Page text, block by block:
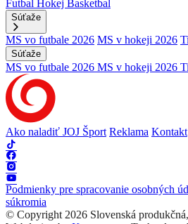
Futbal Hokej Basketbal
Súťaže
MS vo futbale 2026 MS v hokeji 2026
Súťaže
MS vo futbale 2026 MS v hokeji 2026
Ako naladiť JOJ Šport Reklama Kontakt
Podmienky pre spracovanie osobných
súkromia
© Copyright 2026 Slovenská